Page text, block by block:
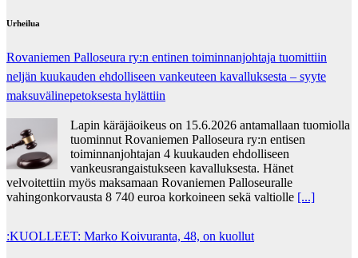
Urheilua
Rovaniemen Palloseura ry:n entinen toiminnanjohtaja tuo­mit­tiin
neljän kuu­kau­den eh­dol­li­seen van­keu­teen ka­val­luk­ses­ta – syyte
mak­su­vä­li­ne­pe­tok­ses­ta hy­lät­tiin
Lapin käräjäoikeus on 15.6.2026 antamallaan tuomiolla
tuominnut Rovaniemen Palloseura ry:n entisen
toiminnanjohtajan 4 kuukauden ehdolliseen
vankeusrangaistukseen kavalluksesta. Hänet
velvoitettiin myös maksamaan Rovaniemen Palloseuralle
vahingonkorvausta 8 740 euroa korkoineen sekä valtiolle [...]
:KUOLLEET: Marko Koivuranta, 48, on kuollut